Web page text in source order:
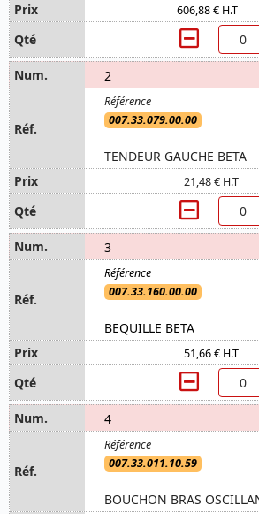
606,88 € H.T
2
007.33.079.00.00
TENDEUR GAUCHE BETA
21,48 € H.T
3
007.33.160.00.00
BEQUILLE BETA
51,66 € H.T
4
007.33.011.10.59
BOUCHON BRAS